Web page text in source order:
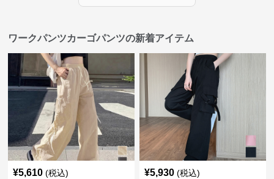
ワークパンツカーゴパンツの新着アイテム
¥5,610 (税込) ¥5,930 (税込)